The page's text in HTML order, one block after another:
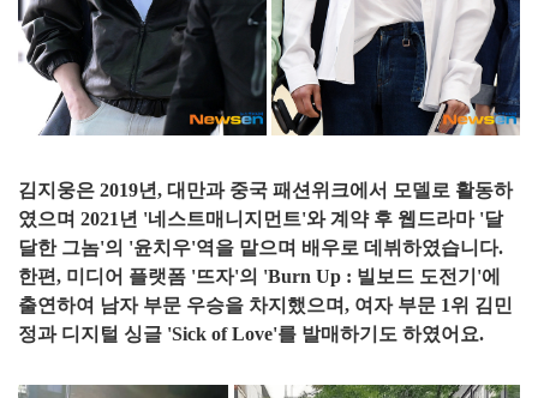
김지웅은 2019년, 대만과 중국 패션위크에서 모델로 활동하
였으며 2021년 '네스트매니지먼트'와 계약 후 웹드라마 '달
달한 그놈'의 '윤치우'역을 맡으며 배우로 데뷔하였습니다.
한편, 미디어 플랫폼 '뜨자'의 'Burn Up : 빌보드 도전기'에
출연하여 남자 부문 우승을 차지했으며, 여자 부문 1위 김민
정과 디지털 싱글 'Sick of Love'를 발매하기도 하였어요.